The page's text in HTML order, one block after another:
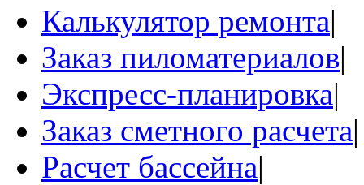
Калькулятор ремонта|
Заказ пиломатериалов|
Экспресс-планировка|
Заказ сметного расчета|
Расчет бассейна|